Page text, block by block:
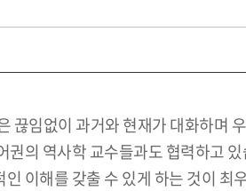
임없이 과거와 현재가 대화하며
의 역사학 교수들과도 협력하고
이해를 갖출 수 있게 하는 것이